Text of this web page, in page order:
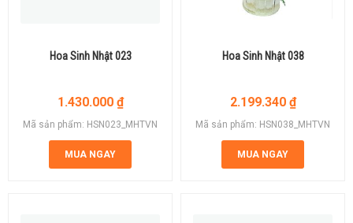
Hoa Sinh Nhật 023
1.430.000 ₫
Mã sản phẩm: HSN023_MHTVN
MUA NGAY
Hoa Sinh Nhật 038
2.199.340 ₫
Mã sản phẩm: HSN038_MHTVN
MUA NGAY